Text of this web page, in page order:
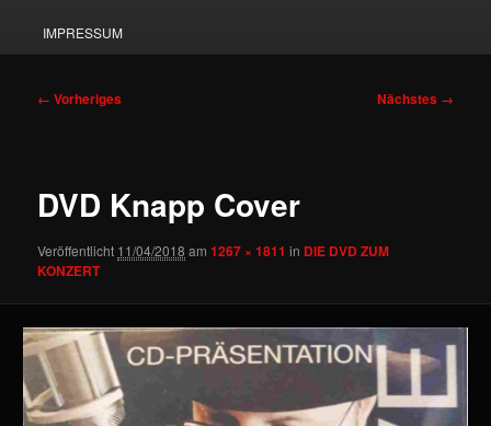
IMPRESSUM
Bilder-
← Vorheriges Nächstes →
DVD Knapp Cover
Veröffentlicht 11/04/2018 am1267 × 1811 in DIE DVD ZUM
KONZERT